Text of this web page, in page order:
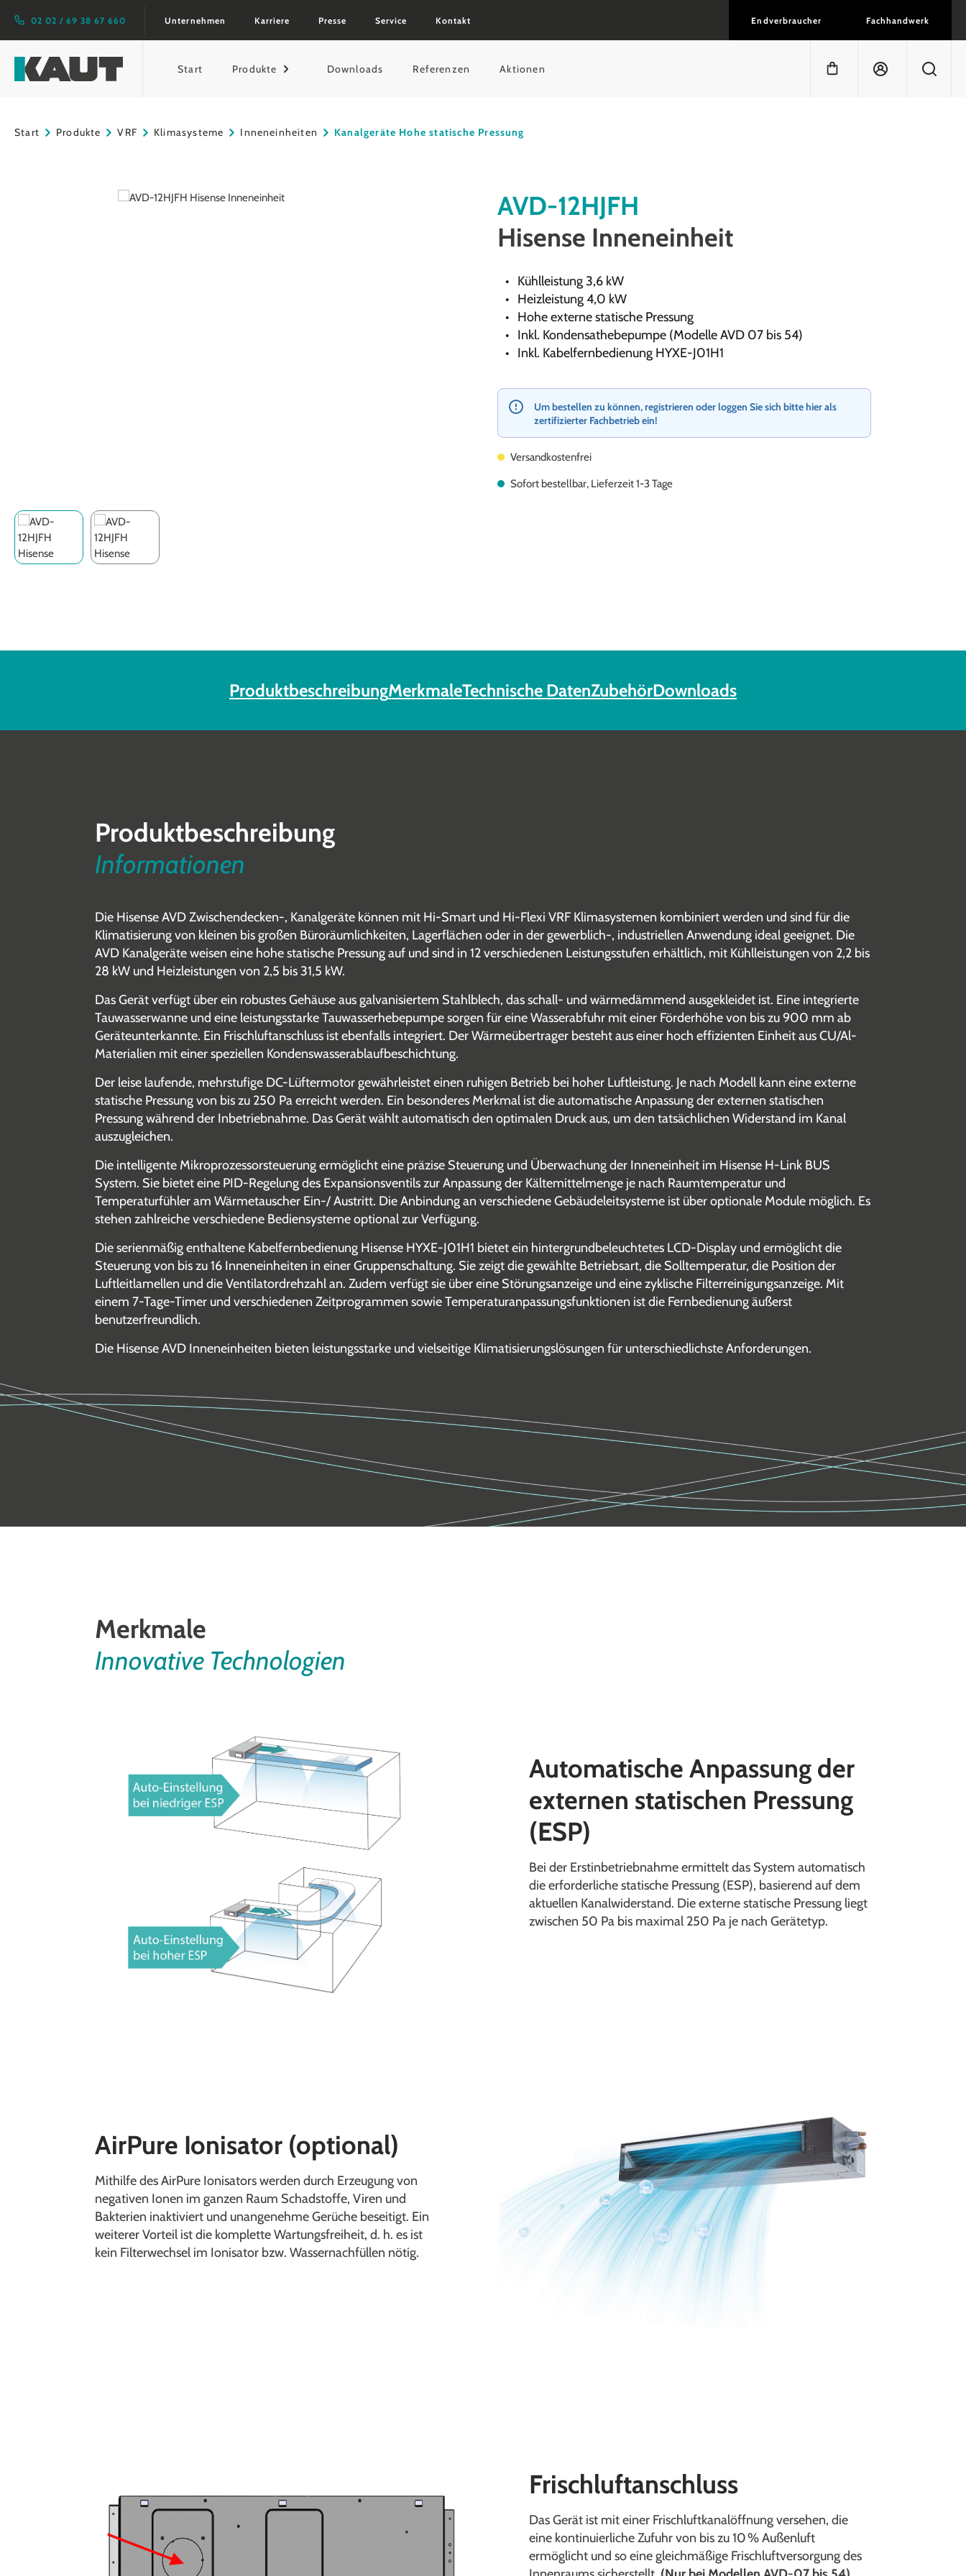
Zur Hauptnavigation springen
02 02 / 69 38 67 660 Unternehmen Karriere Presse Service Kontakt Endverbraucher Fachhandwerk
Start Produkte Downloads Referenzen Aktionen
Warenkorb enthält 0
Start Produkte VRF Klimasysteme Inneneinheiten Kanalgeräte Hohe statische Pressung
Bildergalerie überspringen
AVD-12HJFH
Hisense Inneneinheit
Kühlleistung 3,6 kW
Heizleistung 4,0 kW
Hohe externe statische Pressung
Inkl. Kondensathebepumpe (Modelle AVD 07 bis 54)
Inkl. Kabelfernbedienung HYXE-J01H1
Um bestellen zu können, registrieren oder loggen Sie sich bitte hier als
zertifizierter Fachbetrieb ein!
Versandkostenfrei
Sofort bestellbar, Lieferzeit 1-3 Tage
ProduktbeschreibungMerkmaleTechnische DatenZubehörDownloads
Produktbeschreibung
Informationen
Die Hisense AVD Zwischendecken-, Kanalgeräte können mit Hi-Smart und Hi-Flexi VRF Klimasystemen kombiniert werden und sind für die
Klimatisierung von kleinen bis großen Büroräumlichkeiten, Lagerflächen oder in der gewerblich-, industriellen Anwendung ideal geeignet. Die
AVD Kanalgeräte weisen eine hohe statische Pressung auf und sind in 12 verschiedenen Leistungsstufen erhältlich, mit Kühlleistungen von 2,2 bis
28 kW und Heizleistungen von 2,5 bis 31,5 kW.
Das Gerät verfügt über ein robustes Gehäuse aus galvanisiertem Stahlblech, das schall- und wärmedämmend ausgekleidet ist. Eine integrierte
Tauwasserwanne und eine leistungsstarke Tauwasserhebepumpe sorgen für eine Wasserabfuhr mit einer Förderhöhe von bis zu 900 mm ab
Geräteunterkannte. Ein Frischluftanschluss ist ebenfalls integriert. Der Wärmeübertrager besteht aus einer hoch effizienten Einheit aus CU/Al-
Materialien mit einer speziellen Kondenswasserablaufbeschichtung.
Der leise laufende, mehrstufige DC-Lüftermotor gewährleistet einen ruhigen Betrieb bei hoher Luftleistung. Je nach Modell kann eine externe
statische Pressung von bis zu 250 Pa erreicht werden. Ein besonderes Merkmal ist die automatische Anpassung der externen statischen
Pressung während der Inbetriebnahme. Das Gerät wählt automatisch den optimalen Druck aus, um den tatsächlichen Widerstand im Kanal
auszugleichen.
Die intelligente Mikroprozessorsteuerung ermöglicht eine präzise Steuerung und Überwachung der Inneneinheit im Hisense H-Link BUS
System. Sie bietet eine PID-Regelung des Expansionsventils zur Anpassung der Kältemittelmenge je nach Raumtemperatur und
Temperaturfühler am Wärmetauscher Ein-/ Austritt. Die Anbindung an verschiedene Gebäudeleitsysteme ist über optionale Module möglich. Es
stehen zahlreiche verschiedene Bediensysteme optional zur Verfügung.
Die serienmäßig enthaltene Kabelfernbedienung Hisense HYXE-J01H1 bietet ein hintergrundbeleuchtetes LCD-Display und ermöglicht die
Steuerung von bis zu 16 Inneneinheiten in einer Gruppenschaltung. Sie zeigt die gewählte Betriebsart, die Solltemperatur, die Position der
Luftleitlamellen und die Ventilatordrehzahl an. Zudem verfügt sie über eine Störungsanzeige und eine zyklische Filterreinigungsanzeige. Mit
einem 7-Tage-Timer und verschiedenen Zeitprogrammen sowie Temperaturanpassungsfunktionen ist die Fernbedienung äußerst
benutzerfreundlich.
Die Hisense AVD Inneneinheiten bieten leistungsstarke und vielseitige Klimatisierungslösungen für unterschiedlichste Anforderungen.
Merkmale
Innovative Technologien
Automatische Anpassung der
externen statischen Pressung
(ESP)
Bei der Erstinbetriebnahme ermittelt das System automatisch
die erforderliche statische Pressung (ESP), basierend auf dem
aktuellen Kanalwiderstand. Die externe statische Pressung liegt
zwischen 50 Pa bis maximal 250 Pa je nach Gerätetyp.
AirPure Ionisator (optional)
Mithilfe des AirPure Ionisators werden durch Erzeugung von
negativen Ionen im ganzen Raum Schadstoffe, Viren und
Bakterien inaktiviert und unangenehme Gerüche beseitigt. Ein
weiterer Vorteil ist die komplette Wartungsfreiheit, d. h. es ist
kein Filterwechsel im Ionisator bzw. Wassernachfüllen nötig.
Frischluftanschluss
Das Gerät ist mit einer Frischluftkanalöffnung versehen, die
eine kontinuierliche Zufuhr von bis zu 10 % Außenluft
ermöglicht und so eine gleichmäßige Frischluftversorgung des